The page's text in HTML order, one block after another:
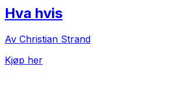
Hva hvis
Av Christian Strand
Kjøp her